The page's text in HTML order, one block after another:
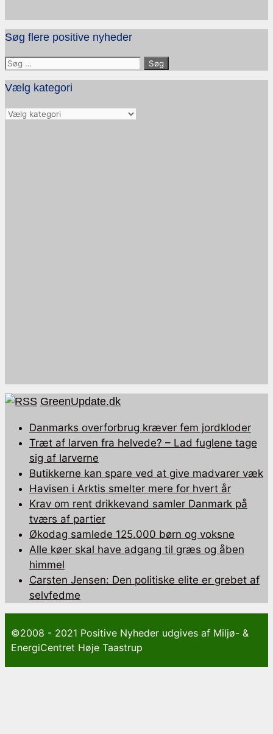
Søg flere positive nyheder
Søg
efter:
Vælg kategori
Vælg
GreenUpdate.dk
Danmarks overforbrug kræver fem jordkloder
Træt af larven fra helvede? – Lad fuglene tage
sig af larverne
Butikkerne kan spare ved at give madvarer væk
Havisen i Arktis smelter mere for hvert år
Krav om rent drikkevand samler Danmark på
tværs af partier
Økodag samlede 125.000 børn og voksne
Alle køer skal have adgang til græs og åben
himmel
Carsten Jensen: Den politiske elite er grebet af
selvfedme
©2008 - 2021 Positive Nyheder udgives af Miljø- &
EnergiCentret Høje Taastrup